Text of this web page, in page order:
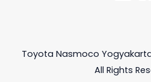
Toyota Nasmoco
All Rights